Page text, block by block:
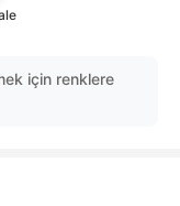
için renklere